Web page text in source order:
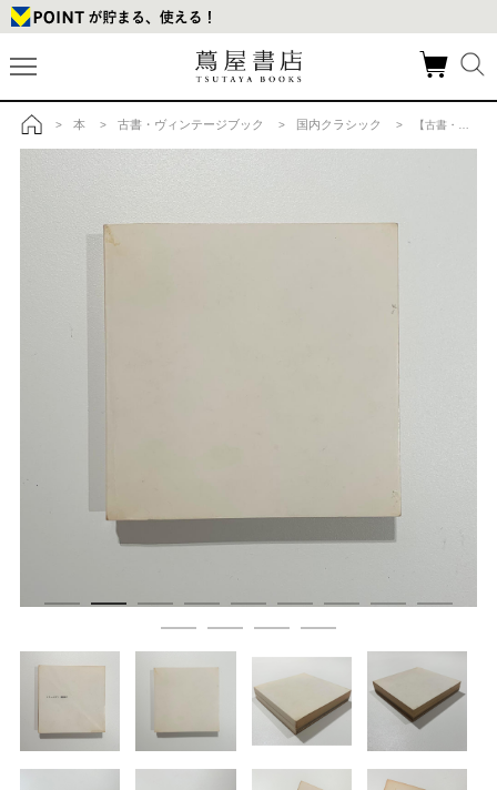
トップ
> 本 > 古書・ヴィンテージブック > 国内クラシック > 【古書・サイン入・限定500部】鴨居羊子 『ミス・ペテン』 撮影：細江英公の商品詳細